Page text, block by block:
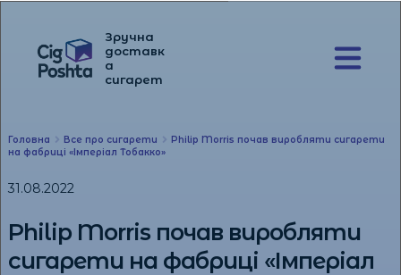
Зручна
доставк
а
сигарет
Перейти
Перейти
Головна Все про сигарети
Philip Morris почав виробляти сигарети
на фабриці «Імперіал Тобакко»
31.08.2022
Philip Morris почав виробляти
сигарети на фабриці «Імперіал